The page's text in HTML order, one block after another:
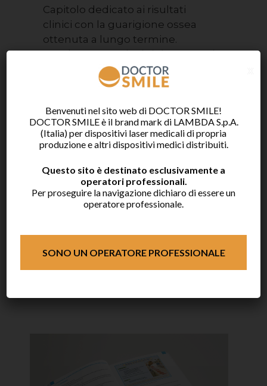
Capitolo dedicato ai risultati
clinici con la guarigione ossea
ottenuta a lungo termine.
Contiene16 casi clinici completi
Il capitolo affronta il tema del
follow-up del pazientee della
Contiene un paragrafo dedicato
alla fotobiomodulazione.
Benvenuti nel sito web di DOCTOR SMILE!
DOCTOR SMILE è il brand mark di LAMBDA S.p.A.
(Italia) per dispositivi laser medicali di propria
produzione e altri dispositivi medici distribuiti.
Questo sito è destinato esclusivamente a
operatori professionali.
Per proseguire la navigazione dichiaro di essere un
operatore professionale.
SONO UN OPERATORE PROFESSIONALE